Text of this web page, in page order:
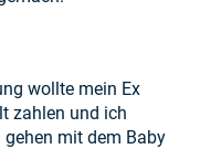
wollte mein Ex
zahlen und ich
mit dem Baby